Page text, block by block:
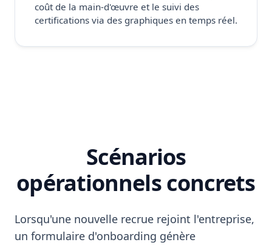
coût de la main-d'œuvre et le suivi des
certifications via des graphiques en temps réel.
Scénarios
opérationnels concrets
Lorsqu'une nouvelle recrue rejoint l'entreprise,
un formulaire d'onboarding génère